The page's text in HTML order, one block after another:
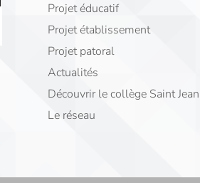
Projet éducatif
Projet établissement
Projet patoral
Actualités
Découvrir le collège Saint Jean
Le réseau